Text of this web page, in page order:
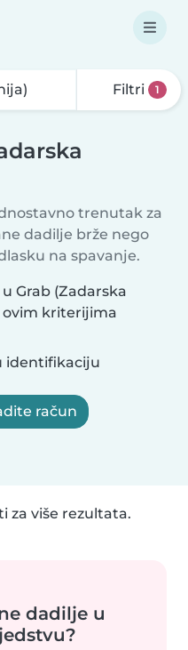
Filtri 1
trenutak za
dadilje brže nego
na spavanje.
Grab (Zadarska
ovim kriterijima
identifikaciju
račun
za više rezultata.
dadilje u